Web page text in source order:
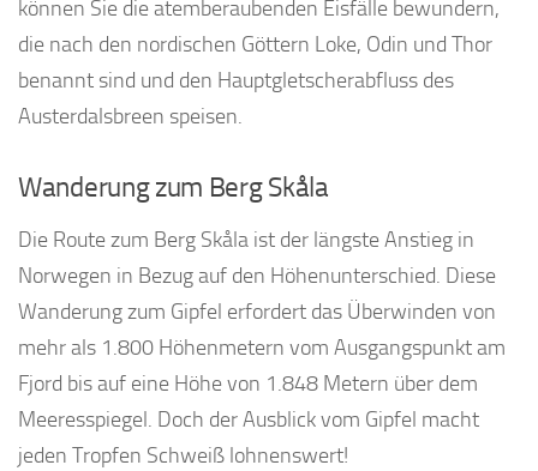
können Sie die atemberaubenden Eisfälle bewundern,
die nach den nordischen Göttern Loke, Odin und Thor
benannt sind und den Hauptgletscherabfluss des
Austerdalsbreen speisen.
Wanderung zum Berg Skåla
Die Route zum Berg Skåla ist der längste Anstieg in
Norwegen in Bezug auf den Höhenunterschied. Diese
Wanderung zum Gipfel erfordert das Überwinden von
mehr als 1.800 Höhenmetern vom Ausgangspunkt am
Fjord bis auf eine Höhe von 1.848 Metern über dem
Meeresspiegel. Doch der Ausblick vom Gipfel macht
jeden Tropfen Schweiß lohnenswert!